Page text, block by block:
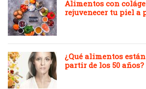
Alimentos con
rejuvenecer tu piel a
¿Qué alimentos
partir de los 50 años?